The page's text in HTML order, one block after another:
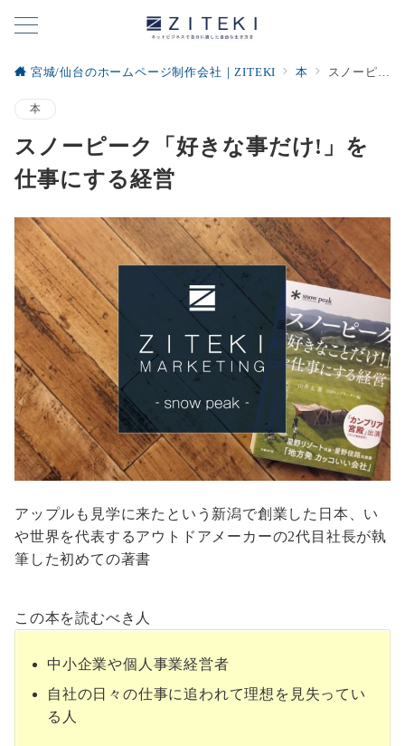
宮城/仙台のホームページ制作会社｜ZITEKI 本 スノーピーク「好きな事だけ!」を仕事にする経営
本
スノーピーク「好きな事だけ!」を
仕事にする経営
アップルも見学に来たという新潟で創業した日本、い
や世界を代表するアウトドアメーカーの2代目社長が執
筆した初めての著書
この本を読むべき人
中小企業や個人事業経営者
自社の日々の仕事に追われて理想を見失ってい
る人